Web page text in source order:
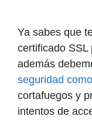
Ya sabes que
certificado SSL
además
seguridad
cortafuegos y
intentos de